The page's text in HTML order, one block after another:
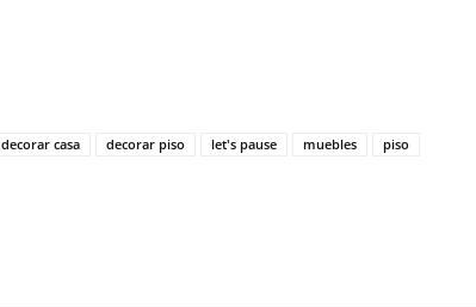
decorar casa decorar piso let's pause muebles piso